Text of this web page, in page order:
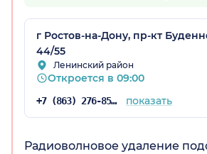
г Ростов-на-Дону, пр-кт
44/55
Ленинский район
Откроется в 09:00
+7 (863) 276-85-25 показать
Радиоволновое удаление